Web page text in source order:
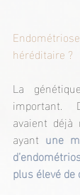
héréditaire ?
La
important.
avaient
ayant une
plus élevé